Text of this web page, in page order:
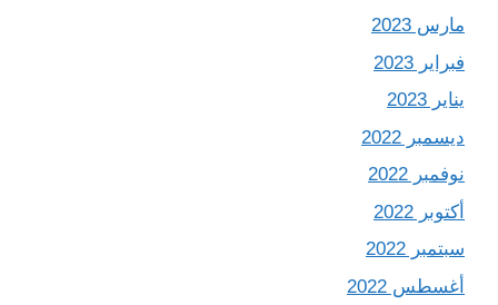
مارس 2023
فبراير 2023
يناير 2023
ديسمبر 2022
نوفمبر 2022
أكتوبر 2022
سبتمبر 2022
أغسطس 2022